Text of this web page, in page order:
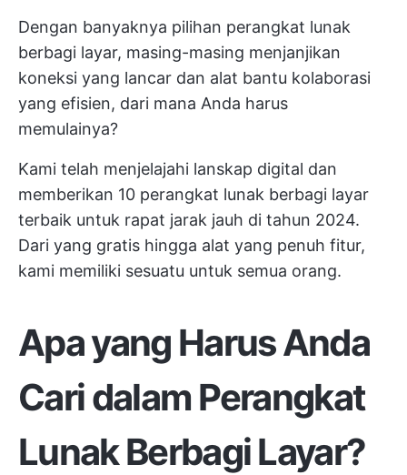
Dengan banyaknya pilihan perangkat lunak
berbagi layar, masing-masing menjanjikan
koneksi yang lancar dan alat bantu kolaborasi
yang efisien, dari mana Anda harus
memulainya?
Kami telah menjelajahi lanskap digital dan
memberikan 10 perangkat lunak berbagi layar
terbaik untuk rapat jarak jauh di tahun 2024.
Dari yang gratis hingga alat yang penuh fitur,
kami memiliki sesuatu untuk semua orang.
Apa yang Harus Anda
Cari dalam Perangkat
Lunak Berbagi Layar?